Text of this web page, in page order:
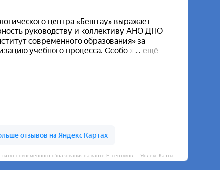
современного образования на карте Ессентуков — Яндекс Карты